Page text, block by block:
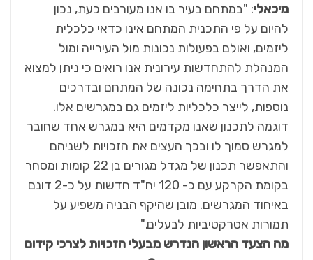
מיכאלי: "במתחם בעיר בו אנו מעורבים כעת, נכון
להיום על פי התכנית המתחם אינו כדאי כלכלית
ליזמים, ואולם בפעולות נכונות מול העירייה ומול
המנהלת להתחדשות עירונית אנו רואים כי ניתן למצוא
את הדרך בתחימה נכונה של המתחם ובדרכים
נוספות, לייצר כלכליות ליזמים גם במגרשים אלו.
דוגמה לתכנון שאנו מקדמים היא במגרש אחד שחובר
למגרש סמוך לו ובכך העצים את הזכויות לשניהם
והתאפשר תכנון של מגדל מגורים בן 22 קומות ומסחר
בקומת הקרקע עם כ- 120 יח"ד חדשות על כ-2 דונם
באיחוד המגרשים. מובן שהיקף הבניה משפיע על
תמורות אטרקטיביות לבעלים."
מה הצעד הראשון הנדרש מבעלי הזכויות לצרכי קידום